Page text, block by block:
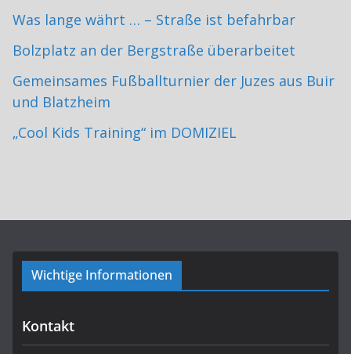
Was lange währt … – Straße ist befahrbar
Bolzplatz an der Bergstraße überarbeitet
Gemeinsames Fußballturnier der Juzes aus Buir
und Blatzheim
„Cool Kids Training“ im DOMIZIEL
Wichtige Informationen
Kontakt